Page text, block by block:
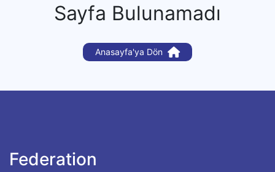
Sayfa Bulunamadı
Anasayfa'ya Dön
Federation